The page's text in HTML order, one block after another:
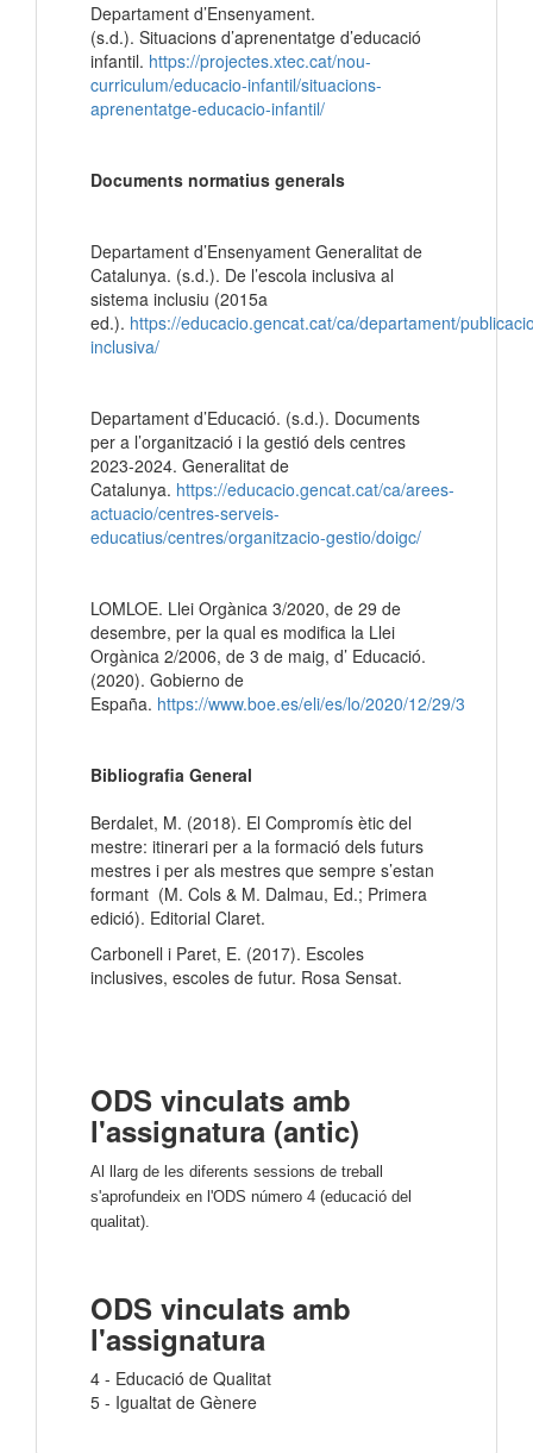
Departament d’Ensenyament.
(s.d.). Situacions d’aprenentatge d’educació
infantil. https://projectes.xtec.cat/nou-
curriculum/educacio-infantil/situacions-
aprenentatge-educacio-infantil/
Documents normatius generals
Departament d’Ensenyament Generalitat de
Catalunya. (s.d.). De l’escola inclusiva al
sistema inclusiu (2015a
ed.). https://educacio.gencat.cat/ca/departament/
inclusiva/
Departament d’Educació. (s.d.). Documents
per a l’organització i la gestió dels centres
2023-2024. Generalitat de
Catalunya. https://educacio.gencat.cat/ca/arees-
actuacio/centres-serveis-
educatius/centres/organitzacio-gestio/doigc/
LOMLOE. Llei Orgànica 3/2020, de 29 de
desembre, per la qual es modifica la Llei
Orgànica 2/2006, de 3 de maig, d’ Educació.
(2020). Gobierno de
España. https://www.boe.es/eli/es/lo/2020/12/29/3
Bibliografia General
Berdalet, M. (2018). El Compromís ètic del
mestre: itinerari per a la formació dels futurs
mestres i per als mestres que sempre s’estan
formant (M. Cols & M. Dalmau, Ed.; Primera
edició). Editorial Claret.
Carbonell i Paret, E. (2017). Escoles
inclusives, escoles de futur. Rosa Sensat.
ODS vinculats amb
l'assignatura (antic)
Al llarg de les diferents sessions de treball
s'aprofundeix en l'ODS número 4 (educació del
qualitat).
ODS vinculats amb
l'assignatura
4 - Educació de Qualitat
5 - Igualtat de Gènere